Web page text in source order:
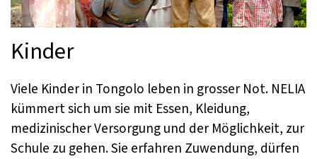
Kinder
Viele Kinder in Tongolo leben in grosser Not. NELIA
kümmert sich um sie mit Essen, Kleidung,
medizinischer Versorgung und der Möglichkeit, zur
Schule zu gehen. Sie erfahren Zuwendung, dürfen